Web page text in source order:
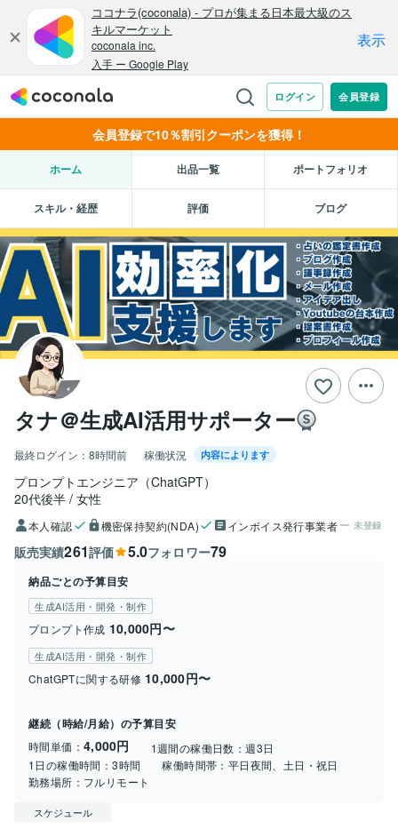
会員登録で10％割引クーポンを獲得！
ホーム 出品一覧 ポートフォリオ
スキル・経歴 評価 ブログ
タナ＠生成AI活用サポーター
最終ログイン： 8時間前 稼働状況 内容によります
プロンプトエンジニア（ChatGPT）
20代後半 女性
本人確認 機密保持契約(NDA) インボイス発行事業者 未登録
販売実績261評価 5.0フォロワー79
納品ごとの予算目安
生成AI活用・開発・制作
プロンプト作成 10,000円〜
生成AI活用・開発・制作
ChatGPTに関する研修 10,000円〜
継続（時給/月給）の予算目安
時間単価： 4,000円 1週間の稼働日数：週3日
1日の稼働時間：3時間 稼働時間帯： 平日夜間、土日・祝日
勤務場所： フルリモート
スケジュール